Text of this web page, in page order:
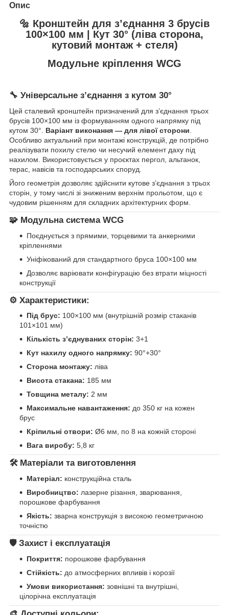
Опис
🔩 Кронштейн для з’єднання 3 брусів
100×100 мм | Кут 30° (ліва сторона,
кутовий монтаж + стеля)
Модульне кріплення WCG
🔧 Універсальне з’єднання з кутом 30°
Цей сталевий кронштейн призначений для з’єднання трьох
брусів 100×100 мм із формуванням одного напрямку під
кутом 30°. Варіант виконання — для лівої сторони
Особливо актуальний при монтажі конструкцій, де потрібно
реалізувати похилу стелю чи несучий елемент даху під
нахилом. Використовується у проєктах пергол, альтанок,
терас, навісів та господарських споруд.
Його геометрія дозволяє здійснити кутове з’єднання з трьох
сторін, у тому числі зі зниженим верхнім прольотом, що є
чудовим рішенням для складних архітектурних форм.
🧩 Модульна система WCG
Поєднується з прямими, торцевими та анкерними
кріпленнями
Уніфікований для стандартного бруса 100×100 мм
Дозволяє варіювати конфігурацію без втрати міцності
конструкції
⚙️ Характеристики:
Під брус: 100×100 мм (внутрішній розмір стаканів
101×101 мм)
Кількість з’єднуваних сторін: 3+1
Кут нахилу одного напрямку: 90°+30°
Сторона монтажу: ліва
Висота стакана: 185 мм
Товщина металу: 2 мм
Максимальне навантаження: до 350 кг на кожен
брус
Кріпильні отвори: Ø6 мм, по 8 на кожній стороні
Вага виробу: 5,8 кг
🛠️ Матеріали та виготовлення
Матеріал: конструкційна сталь
Виробництво: лазерне різання, зварювання,
порошкове фарбування
Якість: зварна конструкція з високою геометричною
точністю
🛡️ Захист і експлуатація
Покриття: порошкове фарбування
Стійкість: до атмосферних впливів і корозії
Умови використання: зовнішні та внутрішні,
цілорічна експлуатація